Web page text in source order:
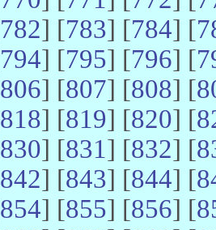
782] [783] [784] [
794] [795] [796] [
806] [807] [808] [
818] [819] [820] [
830] [831] [832] [
842] [843] [844] [
854] [855] [856] [